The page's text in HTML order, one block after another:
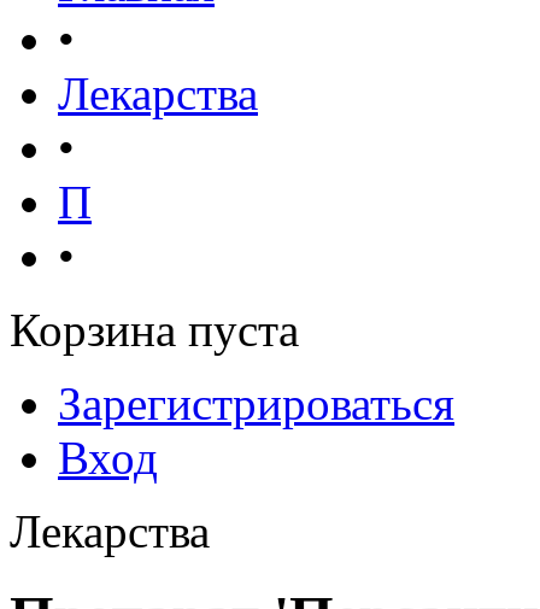
•
Лекарства
•
П
•
Корзина пуста
Зарегистрироваться
Вход
Лекарства